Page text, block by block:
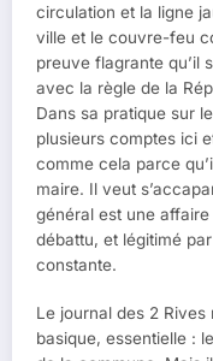
circulation et la ligne
ville et le couvre-feu
preuve flagrante qu’il
avec la règle de la
Dans sa pratique sur
plusieurs comptes ici
comme cela parce
maire. Il veut
général est une
débattu, et légitimé
constante.
Le journal des 2
basique, essentielle :